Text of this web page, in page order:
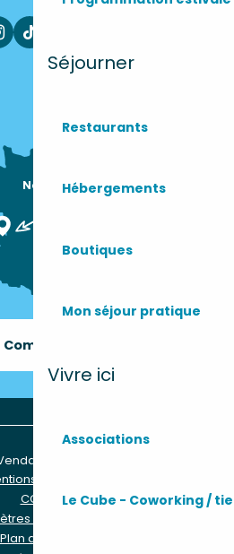
Séjourner
Restaurants
Hébergements
Boutiques
Mon séjour pratique
Vivre ici
Associations
Le Cube - Coworking /
Nous sommes
Comment venir ?
Montalivet
légales
CGU
des Cookies
Plan du site